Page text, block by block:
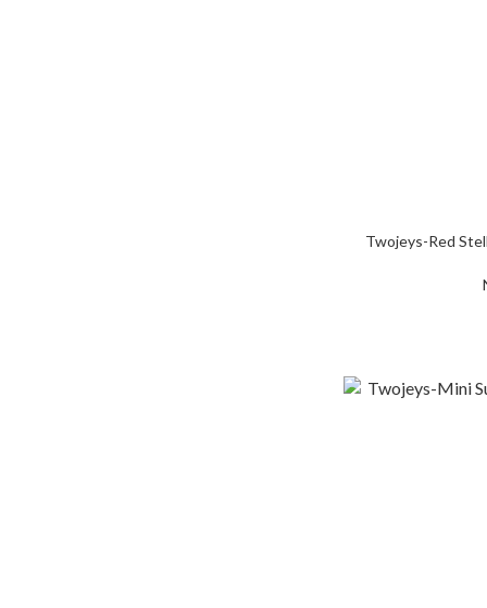
Twojeys-Red